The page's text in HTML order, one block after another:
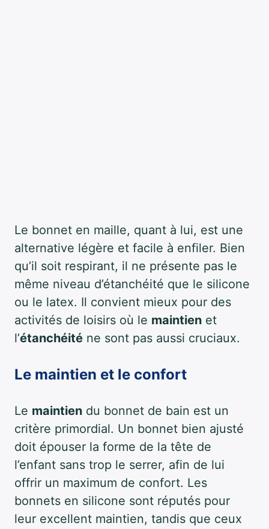
Le bonnet en maille, quant à lui, est une
alternative légère et facile à enfiler. Bien
qu’il soit respirant, il ne présente pas le
même niveau d’étanchéité que le silicone
ou le latex. Il convient mieux pour des
activités de loisirs où le maintien et
l’étanchéité ne sont pas aussi cruciaux.
Le maintien et le confort
Le maintien du bonnet de bain est un
critère primordial. Un bonnet bien ajusté
doit épouser la forme de la tête de
l’enfant sans trop le serrer, afin de lui
offrir un maximum de confort. Les
bonnets en silicone sont réputés pour
leur excellent maintien, tandis que ceux